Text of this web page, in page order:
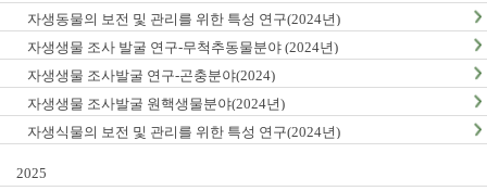
자생동물의 보전 및 관리를 위한 특성 연구(2024년)
자생생물 조사 발굴 연구-무척추동물분야 (2024년)
자생생물 조사발굴 연구-곤충분야(2024)
자생생물 조사발굴 원핵생물분야(2024년)
자생식물의 보전 및 관리를 위한 특성 연구(2024년)
2025